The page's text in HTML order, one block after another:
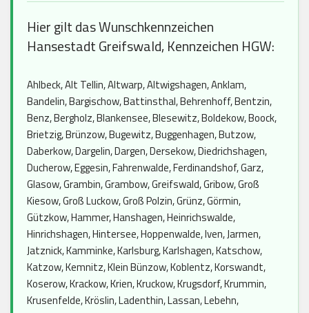
Hier gilt das Wunschkennzeichen
Hansestadt Greifswald, Kennzeichen HGW:
Ahlbeck, Alt Tellin, Altwarp, Altwigshagen, Anklam,
Bandelin, Bargischow, Battinsthal, Behrenhoff, Bentzin,
Benz, Bergholz, Blankensee, Blesewitz, Boldekow, Boock,
Brietzig, Brünzow, Bugewitz, Buggenhagen, Butzow,
Daberkow, Dargelin, Dargen, Dersekow, Diedrichshagen,
Ducherow, Eggesin, Fahrenwalde, Ferdinandshof, Garz,
Glasow, Grambin, Grambow, Greifswald, Gribow, Groß
Kiesow, Groß Luckow, Groß Polzin, Grünz, Görmin,
Gützkow, Hammer, Hanshagen, Heinrichswalde,
Hinrichshagen, Hintersee, Hoppenwalde, Iven, Jarmen,
Jatznick, Kamminke, Karlsburg, Karlshagen, Katschow,
Katzow, Kemnitz, Klein Bünzow, Koblentz, Korswandt,
Koserow, Krackow, Krien, Kruckow, Krugsdorf, Krummin,
Krusenfelde, Kröslin, Ladenthin, Lassan, Lebehn,